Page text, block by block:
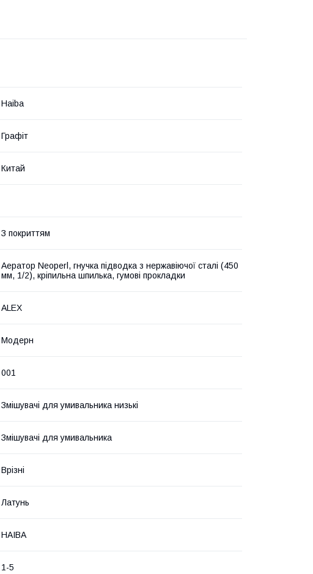
Haiba
Графіт
Китай
З покриттям
Аератор Neoperl, гнучка підводка з нержавіючої сталі (450
мм, 1/2), кріпильна шпилька, гумові прокладки
ALEX
Модерн
001
Змішувачі для умивальника низькі
Змішувачі для умивальника
Врізні
Латунь
HAIBA
1-5